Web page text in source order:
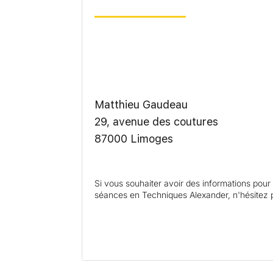
Matthieu Gaudeau
29, avenue des coutures
87000 Limoges
Si vous souhaiter avoir des informations
séances en Techniques Alexander, n'hésitez